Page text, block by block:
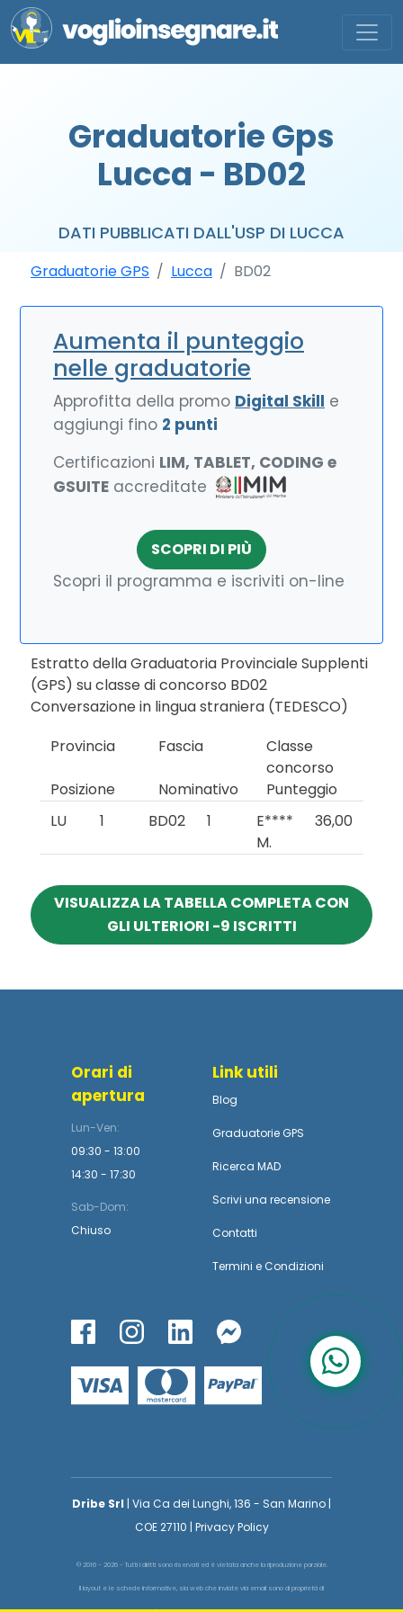
Graduatorie Gps
Lucca - BD02
DATI PUBBLICATI DALL'USP DI LUCCA
Graduatorie GPS Lucca BD02
Aumenta il punteggio
nelle graduatorie
Approfitta della promo Digital Skill e
aggiungi fino 2 punti
Certificazioni LIM, TABLET, CODING e
GSUITE accreditate
SCOPRI DI PIÙ
Scopri il programma e iscriviti on-line
Estratto della Graduatoria Provinciale Supplenti
(GPS) su classe di concorso BD02
Conversazione in lingua straniera (TEDESCO)
Provincia
Fascia
Classe
concorso
Posizione
Nominativo
Punteggio
LU
1 BD02 1
E****
M.
36,00
VISUALIZZA LA TABELLA COMPLETA CON
GLI ULTERIORI -9 ISCRITTI
Orari di
apertura
Lun-Ven:
09:30 - 13:00
14:30 - 17:30
Sab-Dom:
Chiuso
Link utili
Blog
Graduatorie GPS
Ricerca MAD
Scrivi una recensione
Contatti
Termini e Condizioni
Dribe Srl | Via Ca dei Lunghi, 136 - San Marino |
COE 27110 | Privacy Policy
© 2016 - 2026 - Tutti i diritti sono riservati ed è vietata anche la riproduzione parziale.
Il layout e le schede informative, sia web che inviate via email sono di proprietà di